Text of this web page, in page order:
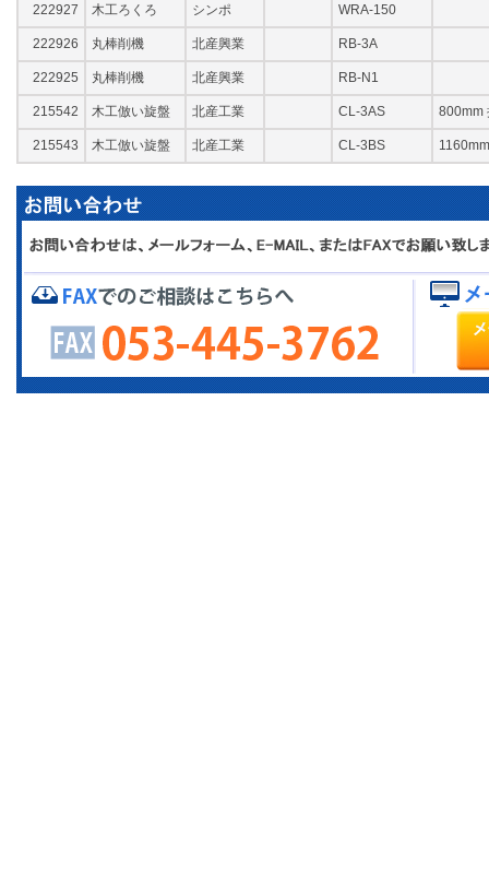
222927 木工ろくろ シンポ WRA-150
222926 丸棒削機 北産興業 RB-3A
222925 丸棒削機 北産興業 RB-N1
215542 木工倣い旋盤 北産工業 CL-3AS 800mm
215543 木工倣い旋盤 北産工業 CL-3BS